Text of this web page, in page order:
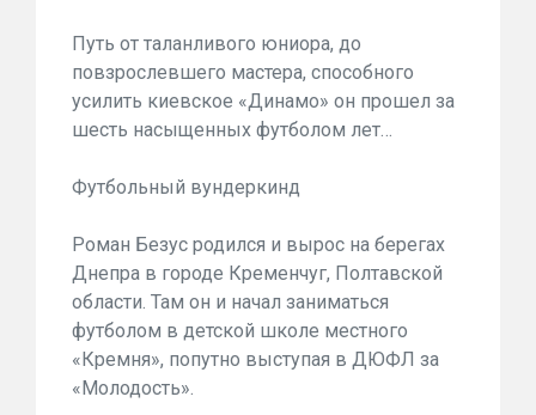
Путь от таланливого юниора, до
повзрослевшего мастера, способного
усилить киевское «Динамо» он прошел за
шесть насыщенных футболом лет…
Футбольный вундеркинд
Роман Безус родился и вырос на берегах
Днепра в городе Кременчуг, Полтавской
области. Там он и начал заниматься
футболом в детской школе местного
«Кремня», попутно выступая в ДЮФЛ за
«Молодость».